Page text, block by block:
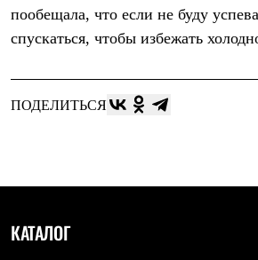
пообещала, что если не буду
спускаться, чтобы избежать
ПОДЕЛИТЬСЯ
КАТАЛОГ